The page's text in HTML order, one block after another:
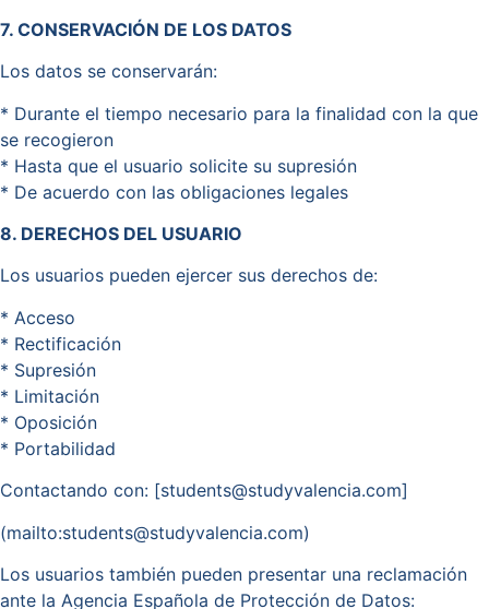
7. CONSERVACIÓN DE LOS DATOS
Los datos se conservarán:
* Durante el tiempo necesario para la finalidad con la que
se recogieron
* Hasta que el usuario solicite su supresión
* De acuerdo con las obligaciones legales
8. DERECHOS DEL USUARIO
Los usuarios pueden ejercer sus derechos de:
* Acceso
* Rectificación
* Supresión
* Limitación
* Oposición
* Portabilidad
Contactando con: [students@studyvalencia.com]
(mailto:students@studyvalencia.com)
Los usuarios también pueden presentar una reclamación
ante la Agencia Española de Protección de Datos: